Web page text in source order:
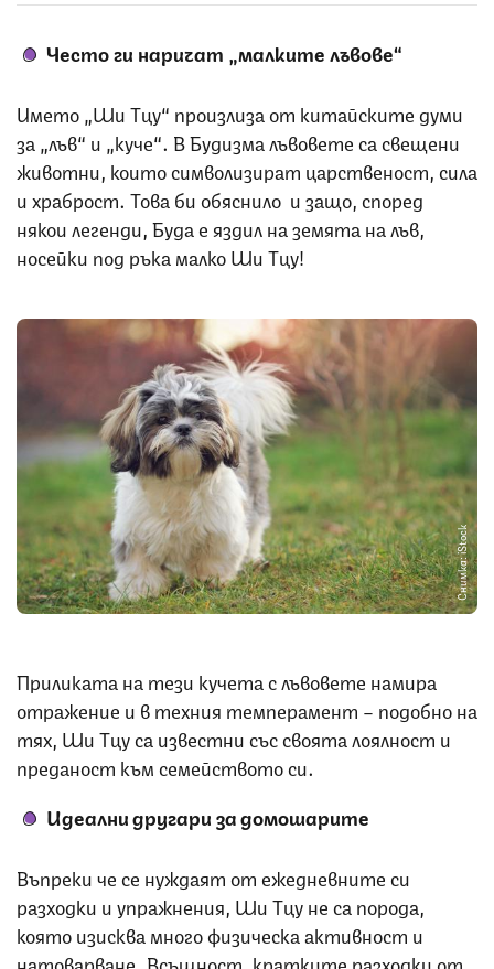
Често ги наричат „малките лъвове“
Името „Ши Тцу“ произлиза от китайските думи
за „лъв“ и „куче“. В Будизма лъвовете са свещени
животни, които символизират царственост, сила
и храброст. Това би обяснило и защо, според
някои легенди, Буда е яздил на земята на лъв,
носейки под ръка малко Ши Тцу!
Снимка: iStock
Приликата на тези кучета с лъвовете намира
отражение и в техния темперамент – подобно на
тях, Ши Тцу са известни със своята лоялност и
преданост към семейството си.
Идеални другари за домошарите
Въпреки че се нуждаят от ежедневните си
разходки и упражнения, Ши Тцу не са порода,
която изисква много физическа активност и
натоварване. Всъщност, кратките разходки от